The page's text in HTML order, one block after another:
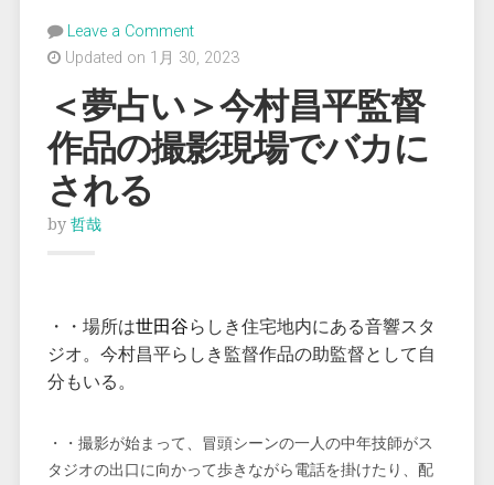
Leave a Comment
Updated on 1月 30, 2023
＜夢占い＞今村昌平監督
作品の撮影現場でバカに
される
by 哲哉
・・場所は世田谷らしき住宅地内にある音響スタ
ジオ。今村昌平らしき監督作品の助監督として自
分もいる。
・・撮影が始まって、冒頭シーンの一人の中年技師がス
タジオの出口に向かって歩きながら電話を掛けたり、配